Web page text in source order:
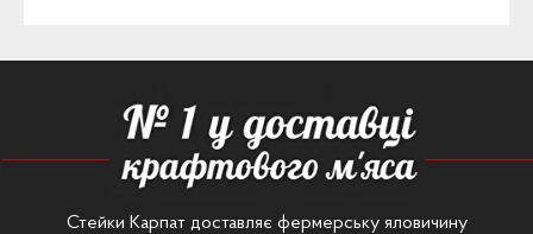
Стейки Карпат доставляє фермерську яловичину